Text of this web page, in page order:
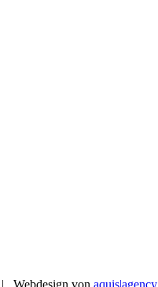
Webdesign von aquis|agency